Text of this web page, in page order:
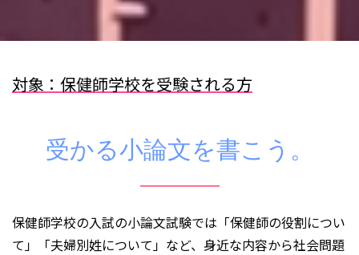
対象：保健師学校を受験される方
受かる小論文を書こう。
保健師学校の入試の小論文試験では「保健師の役割につい
て」「夫婦別姓について」など、身近な内容から社会問題